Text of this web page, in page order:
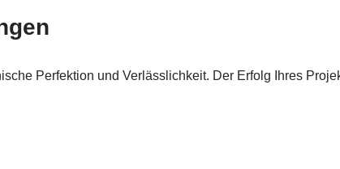
Perfektion und Verlässlichkeit. Der Erfolg Ihres